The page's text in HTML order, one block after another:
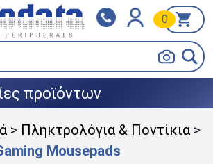
0
προϊόντων
σε 3
BOX NOW
> Πληκτρολόγια & Ποντίκια>
Μousepads